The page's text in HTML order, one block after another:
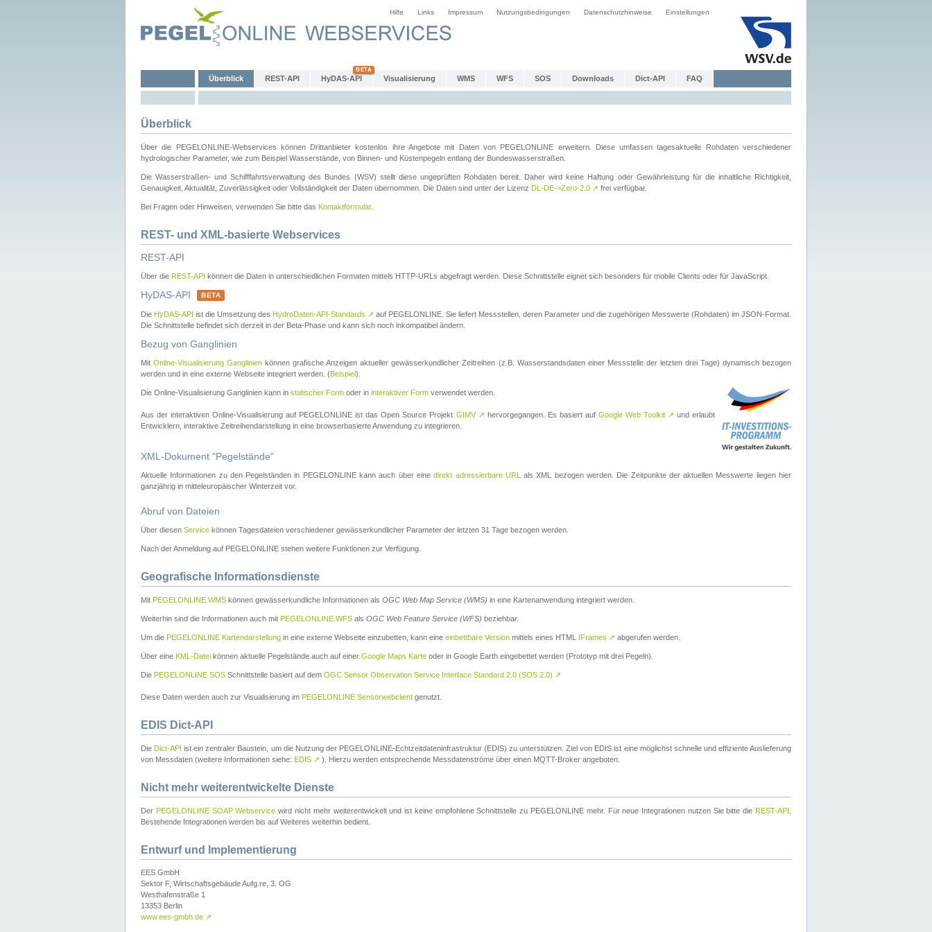
Hilfe Links Impressum Nutzungsbedingungen Datenschutzhinweise Einstellungen
Überblick REST-API HyDAS-API Visualisierung WMS WFS SOS Downloads Dict-API FAQ
Überblick
Über die PEGELONLINE-Webservices können Drittanbieter kostenlos ihre Angebote mit Daten von PEGELONLINE erweitern. Diese umfassen tagesaktuelle Rohdaten verschiedener
hydrologischer Parameter, wie zum Beispiel Wasserstände, von Binnen- und Küstenpegeln entlang der Bundeswasserstraßen.
Die Wasserstraßen- und Schifffahrtsverwaltung des Bundes (WSV) stellt diese ungeprüften Rohdaten bereit. Daher wird keine Haftung oder Gewährleistung für die inhaltliche Richtigkeit,
Genauigkeit, Aktualität, Zuverlässigkeit oder Vollständigkeit der Daten übernommen. Die Daten sind unter der Lizenz DL-DE->Zero-2.0 ↗ frei verfügbar.
Bei Fragen oder Hinweisen, verwenden Sie bitte das Kontaktformular.
REST- und XML-basierte Webservices
REST-API
Über die REST-API können die Daten in unterschiedlichen Formaten mittels HTTP-URLs abgefragt werden. Diese Schnittstelle eignet sich besonders für mobile Clients oder für JavaScript.
HyDAS-API BETA
Die HyDAS-API ist die Umsetzung des HydroDaten-API-Standards ↗ auf PEGELONLINE. Sie liefert Messstellen, deren Parameter und die zugehörigen Messwerte (Rohdaten) im JSON-Format.
Die Schnittstelle befindet sich derzeit in der Beta-Phase und kann sich noch inkompatibel ändern.
Bezug von Ganglinien
MitOnline-Visualisierung Ganglinien können grafische Anzeigen aktueller gewässerkundlicher Zeitreihen (z.B. Wasserstandsdaten einer Messstelle der letzten drei Tage) dynamisch bezogen
werden und in eine externe Webseite integriert werden. (Beispiel).
Die Online-Visualisierung Ganglinien kann in statischer Form oder in interaktiver Form verwendet werden.
Aus der interaktiven Online-Visualisierung auf PEGELONLINE ist das Open Source Projekt GIMV ↗ hervorgegangen. Es basiert auf Google Web Toolkit ↗ und erlaubt
Entwicklern, interaktive Zeitreihendarstellung in eine browserbasierte Anwendung zu integrieren.
XML-Dokument "Pegelstände"
Aktuelle Informationen zu den Pegelständen in PEGELONLINE kann auch über einedirekt adressierbare URL
als XML bezogen werden. Die Zeitpunkte der aktuellen Messwerte liegen hier
ganzjährig in mitteleuropäischer Winterzeit vor.
Abruf von Dateien
Über diesen Service können Tagesdateien verschiedener gewässerkundlicher Parameter der letzten 31 Tage bezogen werden.
Nach der Anmeldung auf PEGELONLINE stehen weitere Funktionen zur Verfügung.
Geografische Informationsdienste
Mit PEGELONLINE WMS können gewässerkundliche Informationen als OGC Web Map Service (WMS) in eine Kartenanwendung integriert werden.
Weiterhin sind die Informationen auch mit PEGELONLINE WFS als OGC Web Feature Service (WFS) beziehbar.
Um die PEGELONLINE Kartendarstellung in eine externe Webseite einzubetten, kann eine einbettbare Version mittels eines HTML IFrames ↗ abgerufen werden.
Über eine KML-Datei können aktuelle Pegelstände auch auf einer Google Maps Karte oder in Google Earth eingebettet werden (Prototyp mit drei Pegeln).
Die PEGELONLINE SOS Schnittstelle basiert auf dem OGC Sensor Observation Service Interface Standard 2.0 (SOS 2.0) ↗
Diese Daten werden auch zur Visualisierung im PEGELONLINE Sensorwebclient genutzt.
EDIS Dict-API
Die Dict-API ist ein zentraler Baustein, um die Nutzung der PEGELONLINE-Echtzeitdateninfrastruktur (EDIS) zu unterstützen. Ziel von EDIS ist eine möglichst schnelle und effiziente Auslieferung
von Messdaten (weitere Informationen siehe: EDIS ↗ ). Hierzu werden entsprechende Messdatenströme über einen MQTT-Broker angeboten.
Nicht mehr weiterentwickelte Dienste
Der PEGELONLINE SOAP Webservice wird nicht mehr weiterentwickelt und ist keine empfohlene Schnittstelle zu PEGELONLINE mehr. Für neue Integrationen nutzen Sie bitte die REST-API
Bestehende Integrationen werden bis auf Weiteres weiterhin bedient.
Entwurf und Implementierung
EES GmbH
Sektor F, Wirtschaftsgebäude Aufg.re, 3. OG
Westhafenstraße 1
13353 Berlin
www.ees-gmbh.de ↗